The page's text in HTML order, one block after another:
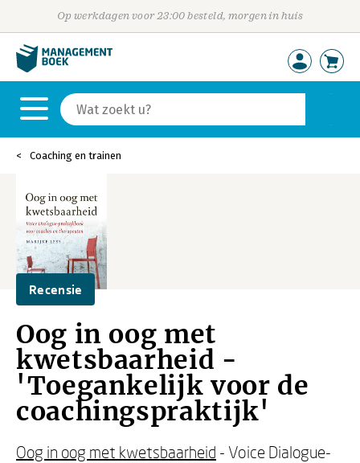
Op werkdagen voor 23:00 besteld, morgen in huis
Coaching en trainen
Recensie
Oog in oog met
kwetsbaarheid -
'Toegankelijk voor de
coachingspraktijk'
Oog in oog met kwetsbaarheid - Voice Dialogue-